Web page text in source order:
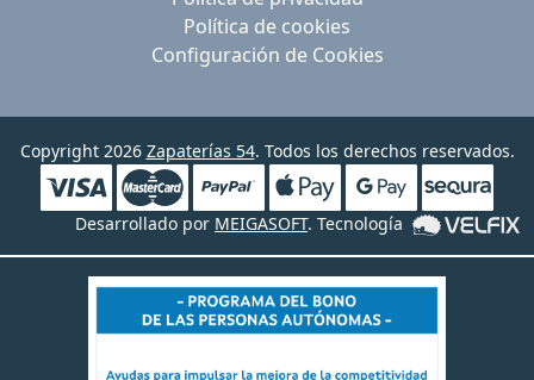
Política de cookies
Configuración de Cookies
Copyright 2026 Zapaterías 54. Todos los derechos reservados.
Desarrollado por MEIGASOFT. Tecnología